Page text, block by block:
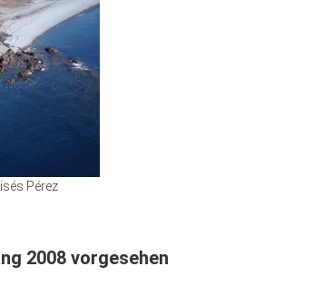
Pérez
2008 vorgesehen